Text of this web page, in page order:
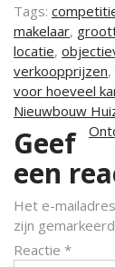
Tags:
makelaar,
locatie,
verkoopprijzen,
voor hoeveel
Nieuwbouw
Geef
een
Het e-
zijn
Reactie *